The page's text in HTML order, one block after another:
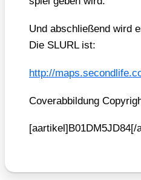
Und abschlie­ßend wird
Die SLURL ist:
http://
Cover­ab­bil­dung